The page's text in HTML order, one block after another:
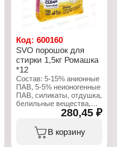
Код:600160
SVO порошок для
стирки 1,5кг Ромашка
*12
Состав: 5-15% анионные
ПАВ, 5-5% неионогенные
ПАВ, силикаты, отдушка,
белильные вещества,
Характеристики:
Бренд: SVO
280,45 ₽
В корзину